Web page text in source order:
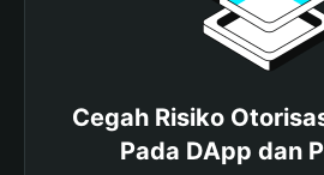
Cegah Risiko
Pada DApp dan